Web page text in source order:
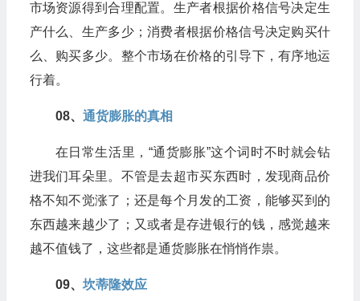
市场资源得到合理配置。生产者根据价格信号决定生
产什么、生产多少；消费者根据价格信号决定购买什
么、购买多少。整个市场在价格的引导下，有序地运
行着。​
​08、 通货膨胀的真相
在日常生活里，“通货膨胀”这个词时不时就会钻
进我们耳朵里。不管是去超市买东西时，发现商品价
格不知不觉涨了；还是每个月发的工资，能够买到的
东西越来越少了；又或者是存进银行的钱，感觉越来
越不值钱了，这些都是通货膨胀在悄悄作祟。
09、 ​坎蒂隆效应